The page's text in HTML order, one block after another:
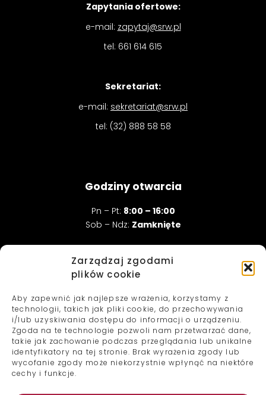
Zarządzaj zgodami
plików cookie
Aby zapewnić jak najlepsze wrażenia, korzystamy z
technologii, takich jak pliki cookie, do przechowywania
i/lub uzyskiwania dostępu do informacji o urządzeniu.
Zgoda na te technologie pozwoli nam przetwarzać dane,
takie jak zachowanie podczas przeglądania lub unikalne
identyfikatory na tej stronie. Brak wyrażenia zgody lub
wycofanie zgody może niekorzystnie wpłynąć na niektóre
cechy i funkcje.
Zapytania ofertowe:
e-mail: zapytaj@srw.pl
tel: 661 614 615
Sekretariat:
e-mail: sekretariat@srw.pl
tel: (32) 888 58 58
Godziny otwarcia
Pn – Pt: 8:00 – 16:00
Sob – Ndz: Zamknięte
Informacje
Polityka Prywatności
Dział obsługi klienta
32 888 58 58